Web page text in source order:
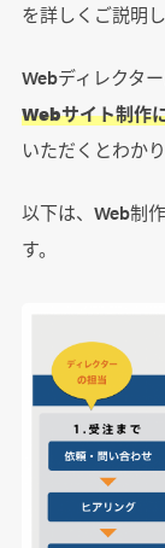
を詳しくご説明
Webディレクター
Webサイト制作
いただくとわか
以下は、Web制
す。